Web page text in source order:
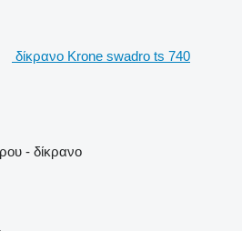
δίκρανο Krone swadro ts 740
- δίκρανο